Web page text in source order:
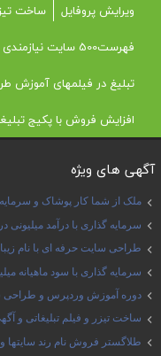
ویرایش پروفایل
ساخت
فهرست500 سایت نیازمندی
تبلیغ در فیلمهای آموزش
افزایش فروش با پکیج تبلیغاتی
آگهی های ویژه
ملک از شما کار پوشاک و سرمایه
سرمایه گذاری با درآمد میلیونی
طراحی سایت حرفه ای با نام
سرمایه گذاری با سود ماهیانه
دوره آموزش وردپرس و طراحی
ساخت تیزر و فیلم تبلیغاتی و
طلاگستر فروش نام رند سایتها و